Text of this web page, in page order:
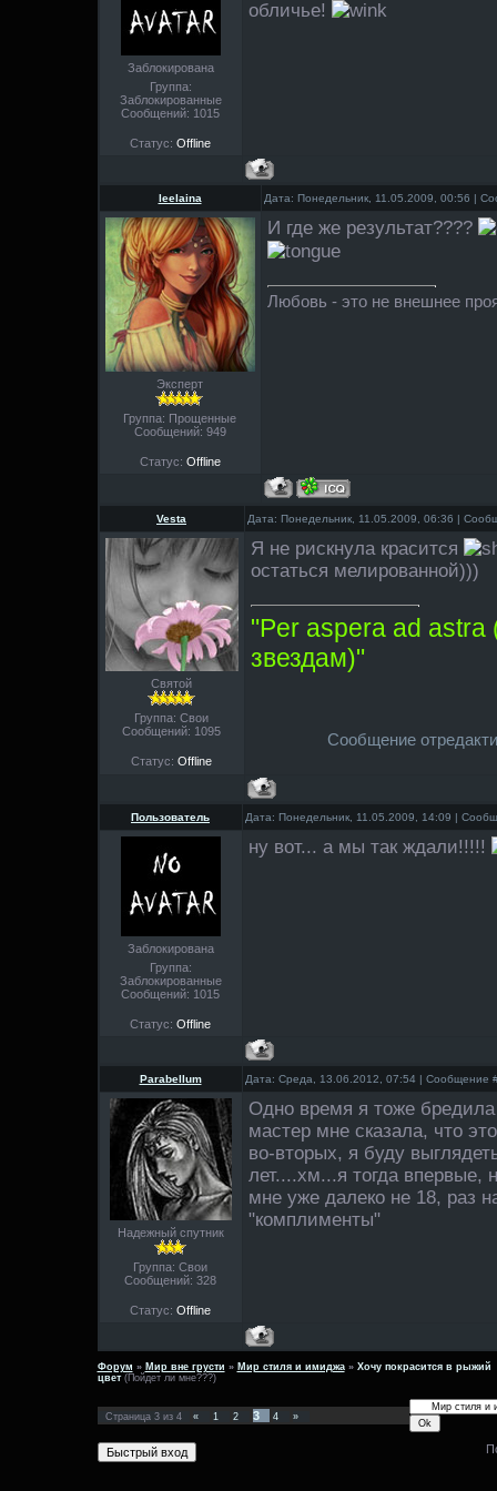
Заблокирована
Группа:
Заблокированные
Сообщений: 1015
Статус: Offline
обличье!
leelaina Дата: Понедельник, 11.05.2009, 00:56 |
Эксперт
Группа: Прощенные
Сообщений: 949
Статус: Offline
И где же результат????
Любовь - это не внешнее
Vesta Дата: Понедельник, 11.05.2009, 06:36 |
Святой
Группа: Свои
Сообщений: 1095
Статус: Offline
Я не рискнула красится
остаться мелированной)))
"Per aspera ad astra
звездам)"
Сообщение
Пользователь Дата: Понедельник, 11.05.2009, 14:09 |
Заблокирована
Группа:
Заблокированные
Сообщений: 1015
Статус: Offline
ну вот... а мы так ждали!!!!!
Parabellum Дата: Среда, 13.06.2012, 07:54 | Сообщение
Надежный спутник
Группа: Свои
Сообщений: 328
Статус: Offline
Одно время я тоже
мастер мне сказала, что
во-вторых, я буду
лет....хм...я тогда впервые,
мне уже далеко не 18, раз
"комплименты"
Форум » Мир вне грусти » Мир стиля и имиджа » Хочу покрасится в рыжий
цвет (Пойдет ли мне???)
Страница 3из 4 « 1 2 3 4 »